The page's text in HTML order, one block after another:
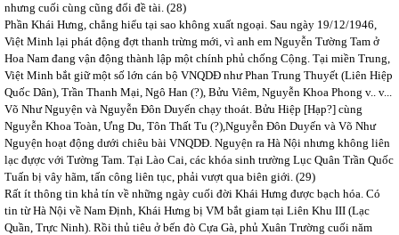
nhưng cuối cùng cũng đổi đề tài. (28)
Phần Khái Hưng, chẳng hiểu tại sao không xuất ngoại. Sau ngày 19/12/1946,
Việt Minh lại phát động đợt thanh trừng mới, vì anh em Nguyễn Tường Tam ở
Hoa Nam đang vận động thành lập một chính phủ chống Cộng. Tại miền Trung,
Việt Minh bắt giữ một số lớn cán bộ VNQDĐ như Phan Trung Thuyết (Liên Hiệp
Quốc Dân), Trần Thanh Mại, Ngô Han (?), Bửu Viêm, Nguyễn Khoa Phong v.. v...
Võ Như Nguyện và Nguyễn Đôn Duyến chạy thoát. Bửu Hiệp [Hạp?] cùng
Nguyễn Khoa Toàn, Ưng Du, Tôn Thất Tu (?),Nguyễn Đôn Duyến và Võ Như
Nguyện hoạt động dưới chiêu bài VNQDĐ. Nguyện ra Hà Nội nhưng không liên
lạc đựợc với Tường Tam. Tại Lào Cai, các khóa sinh trường Lục Quân Trần Quốc
Tuấn bị vây hãm, tấn công liên tục, phải vượt qua biên giới. (29)
Rất ít thông tin khả tín về những ngày cuối đời Khái Hưng được bạch hóa. Có
tin từ Hà Nội về Nam Định, Khái Hưng bị VM bắt giam tại Liên Khu III (Lạc
Quần, Trực Ninh). Rồi thủ tiêu ở bến đò Cựa Gà, phủ Xuân Trường cuối năm